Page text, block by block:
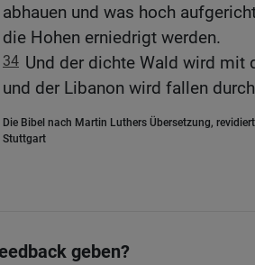
abhauen und was hoch
die Hohen erniedrigt werden.
34 Und der dichte Wald wird mit
und der Libanon wird fallen
Die Bibel nach Martin Luthers Übersetzung,
Stuttgart
geben?